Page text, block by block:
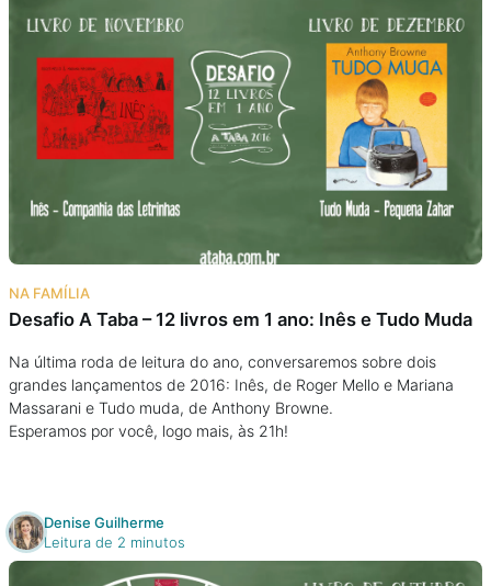
Eventos
Podcast
Assine
Taba na Escola
NA FAMÍLIA
Desafio A Taba – 12 livros em 1 ano: Inês e Tudo Muda
Na última roda de leitura do ano, conversaremos sobre dois
grandes lançamentos de 2016: Inês, de Roger Mello e Mariana
Massarani e Tudo muda, de Anthony Browne.
Esperamos por você, logo mais, às 21h!
Denise Guilherme
Leitura de 2 minutos